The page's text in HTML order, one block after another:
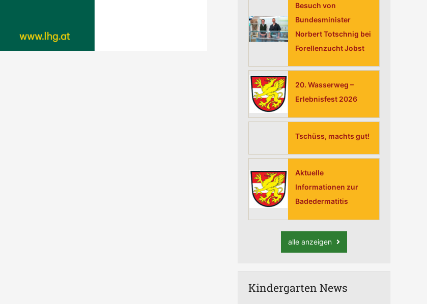
:
Besuch von
Bundesminister
Norbert Totschnig bei
Forellenzucht Jobst
20. Wasserweg –
Erlebnisfest 2026
Tschüss, machts gut!
Aktuelle
Informationen zur
Badedermatitis
alle anzeigen
Kindergarten News